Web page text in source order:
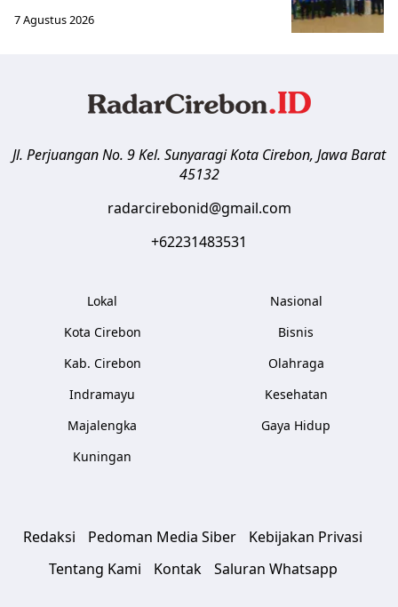
7 Agustus 2026
Jl. Perjuangan No. 9 Kel. SunyaragiKota Cirebon, Jawa Barat
45132
radarcirebonid@gmail.com
+62231483531
Lokal
Kota Cirebon
Kab. Cirebon
Indramayu
Majalengka
Kuningan
Nasional
Bisnis
Olahraga
Kesehatan
Gaya Hidup
Redaksi Pedoman Media Siber
Kebijakan Privasi
Tentang Kami
Kontak Saluran Whatsapp